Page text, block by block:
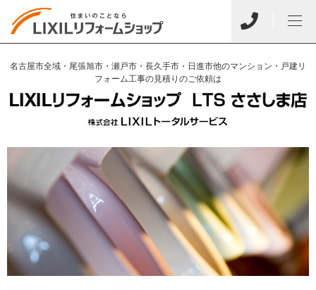
名古屋市全域・尾張旭市・瀬戸市・長久手市・日進市他のマンション・戸建リ
フォーム工事の見積りのご依頼は